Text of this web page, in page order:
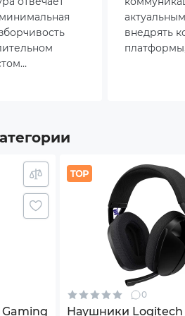
Пена
Ткань
1.3
Xbox
внедрять
0
Наушники Logitech